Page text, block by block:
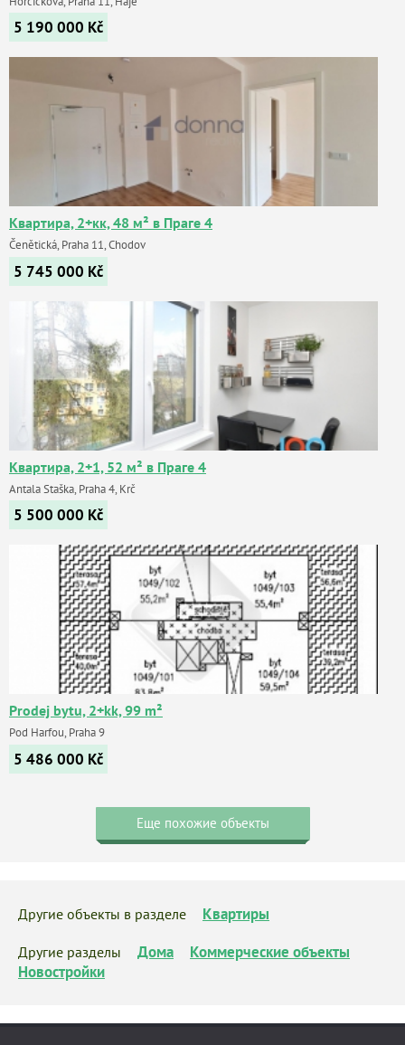
5 190 000 Kč
Квартира, 2+кк, 48 м² в Праге 4
Čenětická, Praha 11, Chodov
5 745 000 Kč
Квартира, 2+1, 52 м² в Праге 4
Antala Staška, Praha 4, Krč
5 500 000 Kč
Prodej bytu, 2+kk, 99 m²
Pod Harfou, Praha 9
5 486 000 Kč
Еще похожие объекты
Другие объекты в разделе Квартиры
Другие разделы Дома
Коммерческие объекты
Новостройки